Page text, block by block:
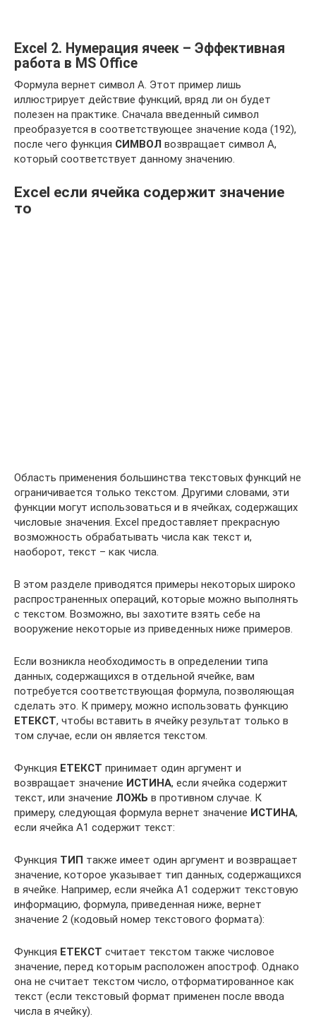
Excel 2. Нумерация ячеек – Эффективная
работа в MS Office
Формула вернет символ А. Этот пример лишь
иллюстрирует действие функций, вряд ли он будет
полезен на практике. Сначала введенный символ
преобразуется в соответствующее значение кода (192),
после чего функция СИМВОЛ возвращает символ А,
который соответствует данному значению.
Excel если ячейка содержит значение
то
Область применения большинства текстовых функций не
ограничивается только текстом. Другими словами, эти
функции могут использоваться и в ячейках, содержащих
числовые значения. Excel предоставляет прекрасную
возможность обрабатывать числа как текст и,
наоборот, текст – как числа.
В этом разделе приводятся примеры некоторых широко
распространенных операций, которые можно выполнять
с текстом. Возможно, вы захотите взять себе на
вооружение некоторые из приведенных ниже примеров.
Если возникла необходимость в определении типа
данных, содержащихся в отдельной ячейке, вам
потребуется соответствующая формула, позволяющая
сделать это. К примеру, можно использовать функцию
ЕТЕКСТ, чтобы вставить в ячейку результат только в
том случае, если он является текстом.
Функция ЕТЕКСТ принимает один аргумент и
возвращает значение ИСТИНА, если ячейка содержит
текст, или значение ЛОЖЬ в противном случае. К
примеру, следующая формула вернет значение ИСТИНА,
если ячейка А1 содержит текст:
Функция ТИП также имеет один аргумент и возвращает
значение, которое указывает тип данных, содержащихся
в ячейке. Например, если ячейка А1 содержит текстовую
информацию, формула, приведенная ниже, вернет
значение 2 (кодовый номер текстового формата):
Функция ЕТЕКСТ считает текстом также числовое
значение, перед которым расположен апостроф. Однако
она не считает текстом число, отформатированное как
текст (если текстовый формат применен после ввода
числа в ячейку).